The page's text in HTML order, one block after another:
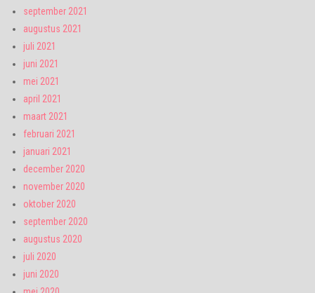
september 2021
augustus 2021
juli 2021
juni 2021
mei 2021
april 2021
maart 2021
februari 2021
januari 2021
december 2020
november 2020
oktober 2020
september 2020
augustus 2020
juli 2020
juni 2020